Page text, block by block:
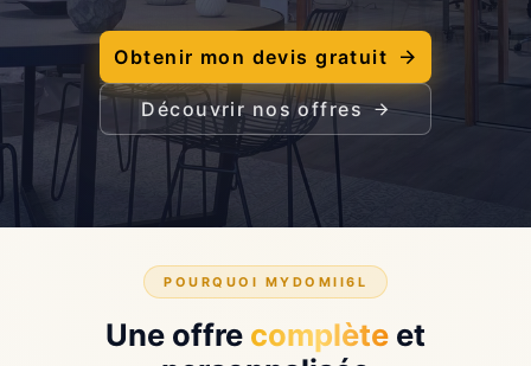
Obtenir mon devis gratuit
Découvrir nos offres
POURQUOI MYDOMII6L
Une offre complète et